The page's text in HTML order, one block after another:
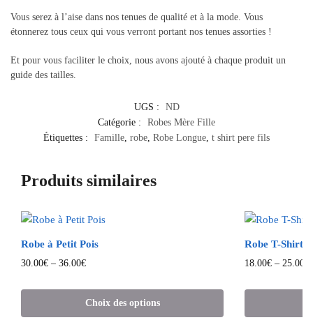
Vous serez à l’aise dans nos tenues de qualité et à la mode. Vous
étonnerez tous ceux qui vous verront portant nos tenues assorties !
Et pour vous faciliter le choix, nous avons ajouté à chaque produit un
guide des tailles.
UGS :
ND
Catégorie :
Robes Mère Fille
Étiquettes :
Famille, robe, Robe Longue, t shirt pere fils
Produits similaires
Robe à Petit Pois
30.00€ – 36.00€
Choix des options
Robe T-Shirt
18.00€ – 25.00